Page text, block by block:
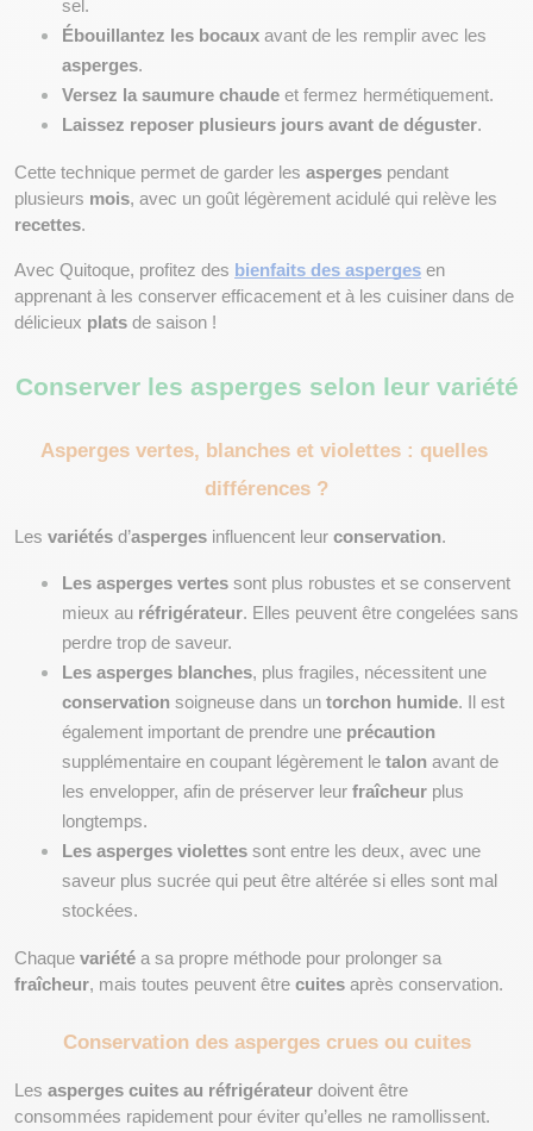
sel.
Ébouillantez les bocaux
asperges.
Versez la saumure chaude et fermez hermétiquement.
Laissez reposer plusieurs jours avant de déguster.
Cette technique permet de garder les asperges pendant
plusieurs mois
recettes.
Avec Quitoque, profitez des bienfaits des asperges en
apprenant à les conserver efficacement et à les cuisiner dans de
délicieux plats de saison !
Conserver les asperges selon leur variété
Asperges vertes, blanches et violettes : quelles
différences ?
Les variétés d’asperges influencent leur conservation.
Les asperges vertes sont plus robustes et se conservent
mieux au réfrigérateur. Elles peuvent être congelées sans
perdre trop de saveur.
Les asperges blanches
conservation soigneuse dans un torchon humide. Il est
également important de prendre une précaution
supplémentaire en coupant légèrement le talon avant de
les envelopper, afin de préserver leur fraîcheur plus
longtemps.
Les asperges violettes sont entre les deux, avec une
saveur plus sucrée qui peut être altérée si elles sont mal
stockées.
Chaque variété
fraîcheur, mais toutes peuvent être cuites après conservation.
Conservation des asperges crues ou cuites
Les asperges cuites au réfrigérateur doivent être
consommées rapidement pour éviter qu’elles ne ramollissent.